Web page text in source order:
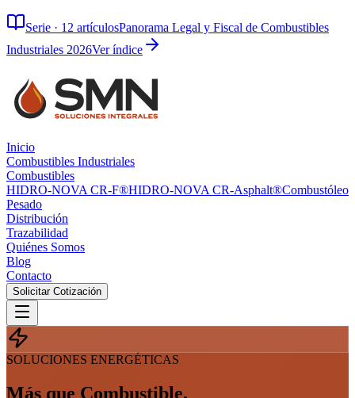
Serie · 12 artículosPanorama Legal y Fiscal de Combustibles
Industriales 2026Ver índice
Inicio
Combustibles Industriales
Combustibles
HIDRO-NOVA CR-F®HIDRO-NOVA CR-Asphalt®Combustóleo
Pesado
Distribución
Trazabilidad
Quiénes Somos
Blog
Contacto
Solicitar Cotización
SOLUCIONES ENERGÉTICAS
Más que Combustible,